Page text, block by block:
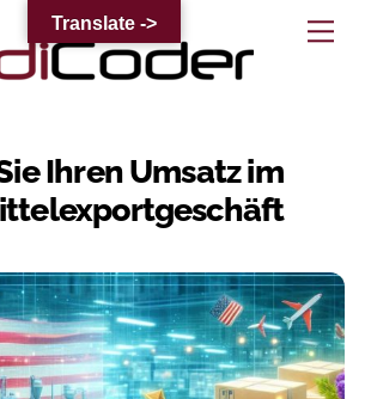
Ihren Umsatz im
Translate ->